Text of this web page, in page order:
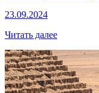
23.09.2024
Читать далее